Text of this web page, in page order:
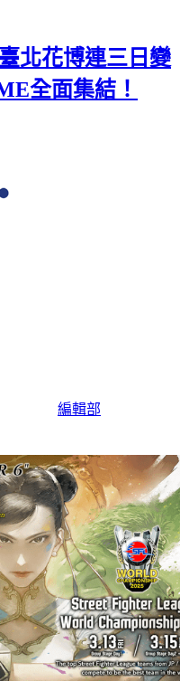
北花博連三日變
全面集結！
編輯部